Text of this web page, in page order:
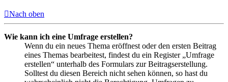
Nach oben
Wie kann ich eine Umfrage erstellen?
Wenn du ein neues Thema eröffnest oder den ersten Beitrag
eines Themas bearbeitest, findest du ein Register „Umfrage
erstellen“ unterhalb des Formulars zur Beitragserstellung.
Solltest du diesen Bereich nicht sehen können, so hast du